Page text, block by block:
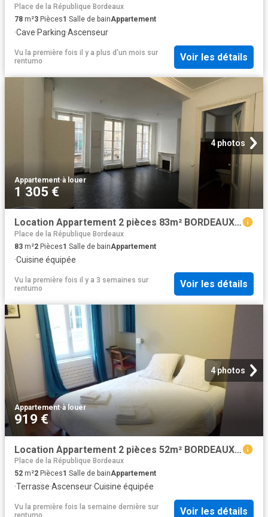
Place de la République Bordeaux
78 m²3 Pièces1 Salle de bainAppartement
·Cave·Parking·Ascenseur
Vu la première fois il y a plus d'un mois sur
rentumo
Voir les détails
4 photos
Appartement·à louer
1 305 €
Location Appartement 2 pièces 83m² BORDEAUX 33000
Place de la République Bordeaux
83 m²2 Pièces1 Salle de bainAppartement
·Cuisine équipée
Vu la première fois il y a 3 semaines sur
rentumo
Voir les détails
4 photos
Appartement·à louer
919 €
Location Appartement 2 pièces 52m² BORDEAUX 33000
Place de la République Bordeaux
52 m²2 Pièces1 Salle de bainAppartement
·Terrasse·Ascenseur·Cuisine équipée
Vu la première fois la semaine dernière sur
Voir les détails